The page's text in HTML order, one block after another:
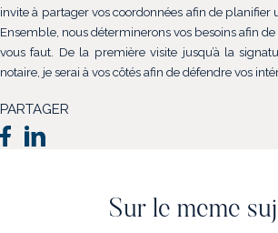
invite à partager vos coordonnées afin de planifier
Ensemble, nous déterminerons vos besoins afin de
vous faut. De la première visite jusqu’à la
notaire, je serai à vos côtés afin de défendre vos
PARTAGER
Sur le meme